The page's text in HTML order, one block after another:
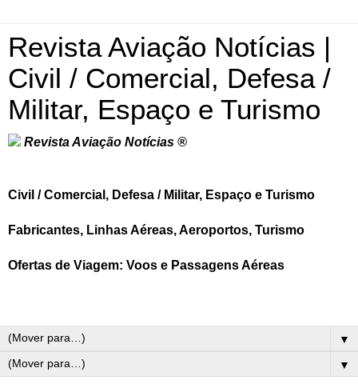
Revista Aviação Notícias |
Civil / Comercial, Defesa /
Militar, Espaço e Turismo
Revista Aviação Notícias ®
Civil / Comercial, Defesa / Militar, Espaço e Turismo
Fabricantes, Linhas Aéreas, Aeroportos, Turismo
Ofertas de Viagem: Voos e Passagens Aéreas
▼
▼